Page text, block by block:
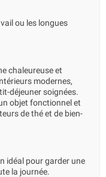
ou les longues
chaleureuse et
modernes,
déjeuner soignées.
objet fonctionnel et
de thé et de bien-
idéal pour garder une
la journée.